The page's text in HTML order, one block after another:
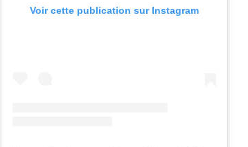
Voir cette publication sur Instagram